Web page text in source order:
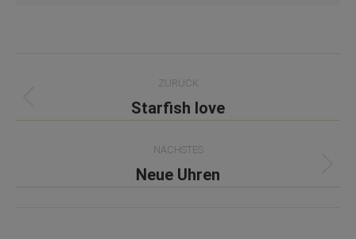
ZURÜCK
Vorheriger
Beitrag:
Starfish love
NÄCHSTES
Nächster
Beitrag:
Neue Uhren